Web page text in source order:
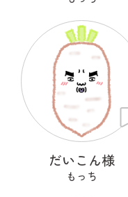
だいこん様
もっち